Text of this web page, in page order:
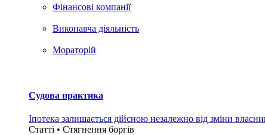
Фінансові компанії
Виконавча діяльність
Мораторій
Судова практика
Іпотека залишається дійсною незалежно від зміни
Статті • Стягнення боргiв